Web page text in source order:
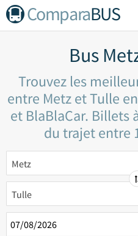
ComparaBUS
Bus
Trouvez les
entre Metz et Tulle
et BlaBlaCar. Billets
du trajet entre
Metz
Tulle